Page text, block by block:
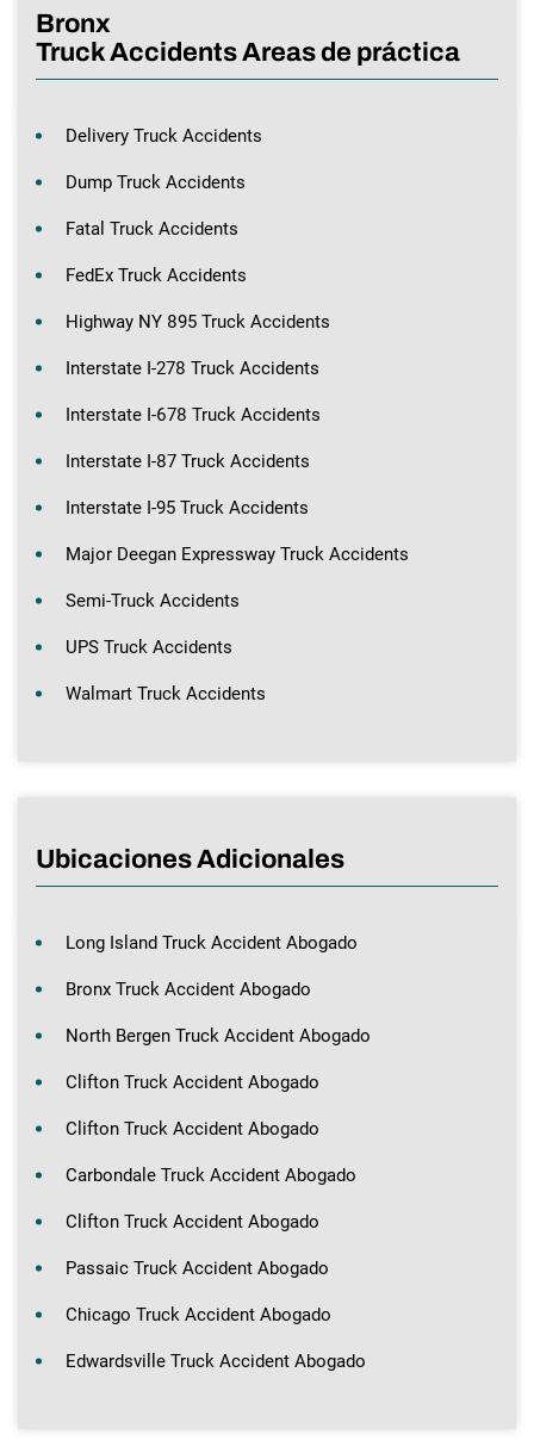
Bronx
Truck Accidents Areas de práctica
Delivery Truck Accidents
Dump Truck Accidents
Fatal Truck Accidents
FedEx Truck Accidents
Highway NY 895 Truck Accidents
Interstate I-278 Truck Accidents
Interstate I-678 Truck Accidents
Interstate I-87 Truck Accidents
Interstate I-95 Truck Accidents
Major Deegan Expressway Truck Accidents
Semi-Truck Accidents
UPS Truck Accidents
Walmart Truck Accidents
Ubicaciones Adicionales
Long Island Truck Accident Abogado
Bronx Truck Accident Abogado
North Bergen Truck Accident Abogado
Clifton Truck Accident Abogado
Clifton Truck Accident Abogado
Carbondale Truck Accident Abogado
Clifton Truck Accident Abogado
Passaic Truck Accident Abogado
Chicago Truck Accident Abogado
Edwardsville Truck Accident Abogado